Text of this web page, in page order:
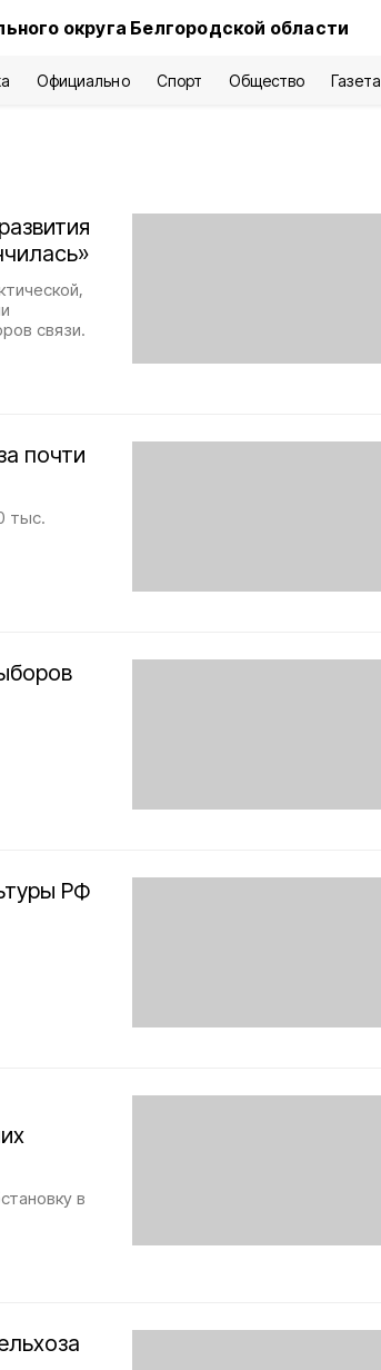
округа Белгородской области
Официально Спорт Общество Газета
связи.
почти
тыс.
РФ
в